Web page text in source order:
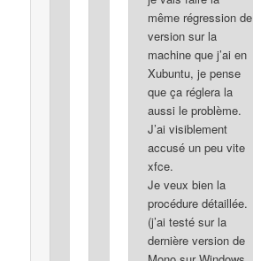
même régression de
version sur la
machine que j’ai en
Xubuntu, je pense
que ça réglera la
aussi le problème.
J’ai visiblement
accusé un peu vite
xfce.
Je veux bien la
procédure détaillée.
(j’ai testé sur la
dernière version de